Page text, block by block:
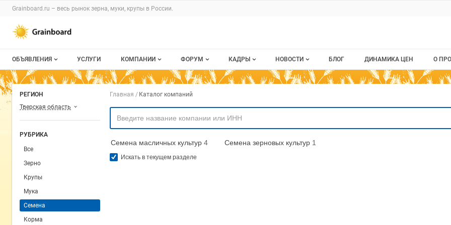
Раздел навигации по сайту grainboard.ru
Grainboard.ru – весь рынок зерна, муки, крупы в России.
Авторизация и меню пользователя
Навигация по разделам сайта grainboard.ru
ОБЪЯВЛЕНИЯ
Все объявления
Мои объявления
УСЛУГИ КОМПАНИИ
О каталоге компаний
Моя компания
Платное размещение
ФОРУМ
Все темы
КАДРЫ
Все вакансии
НОВОСТИ
Новости рынка
БЛОГ ДИНАМИКА ЦЕН О
О
РЕГИОН
Тверская область
РУБРИКА
Все
Зерно
Крупы
Мука
Семена
Корма
Навигация по компаниям
Главная Каталог компаний
Семена масличных культур 4 Семена зерновых культур 1
Искать в текущем разделе